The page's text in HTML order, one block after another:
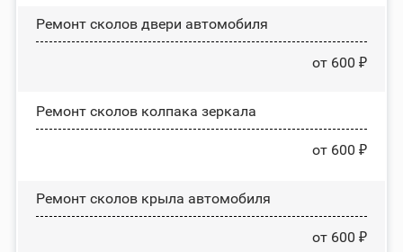
Ремонт сколов двери автомобиля
от 600 ₽
Ремонт сколов колпака зеркала
от 600 ₽
Ремонт сколов крыла автомобиля
от 600 ₽